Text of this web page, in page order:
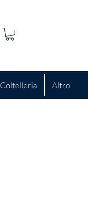
Coltelleria Altro